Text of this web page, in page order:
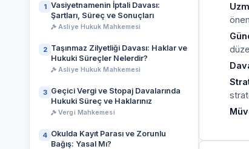
1 Vasiyetnamenin İptali Davası:
Şartları, Süreç ve Sonuçları
Asliye Hukuk Mahkemesi
2 Taşınmaz Zilyetliği Davası: Haklar ve
Hukuki Süreçler Nelerdir?
Asliye Hukuk Mahkemesi
3 Geçici Vergi ve Stopaj Davalarında
Hukuki Süreç ve Haklarınız
Vergi Mahkemesi
4 Okulda Kayıt Parası ve Zorunlu
Bağış: Yasal Mı?